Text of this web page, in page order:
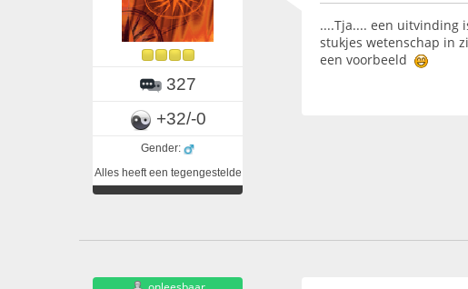
327
+32/-0
Gender:
Alles heeft een tegengestelde
....Tja.... een uitvinding
stukjes wetenschap in
een voorbeeld